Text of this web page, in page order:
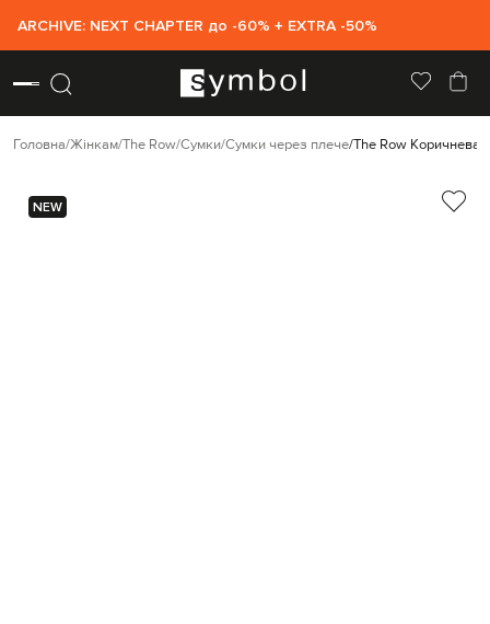
ARCHIVE: NEXT CHAPTER до -60% + EXTRA -50%
Головна Жінкам The Row Сумки Сумки через плече The Row Коричнева
NEW